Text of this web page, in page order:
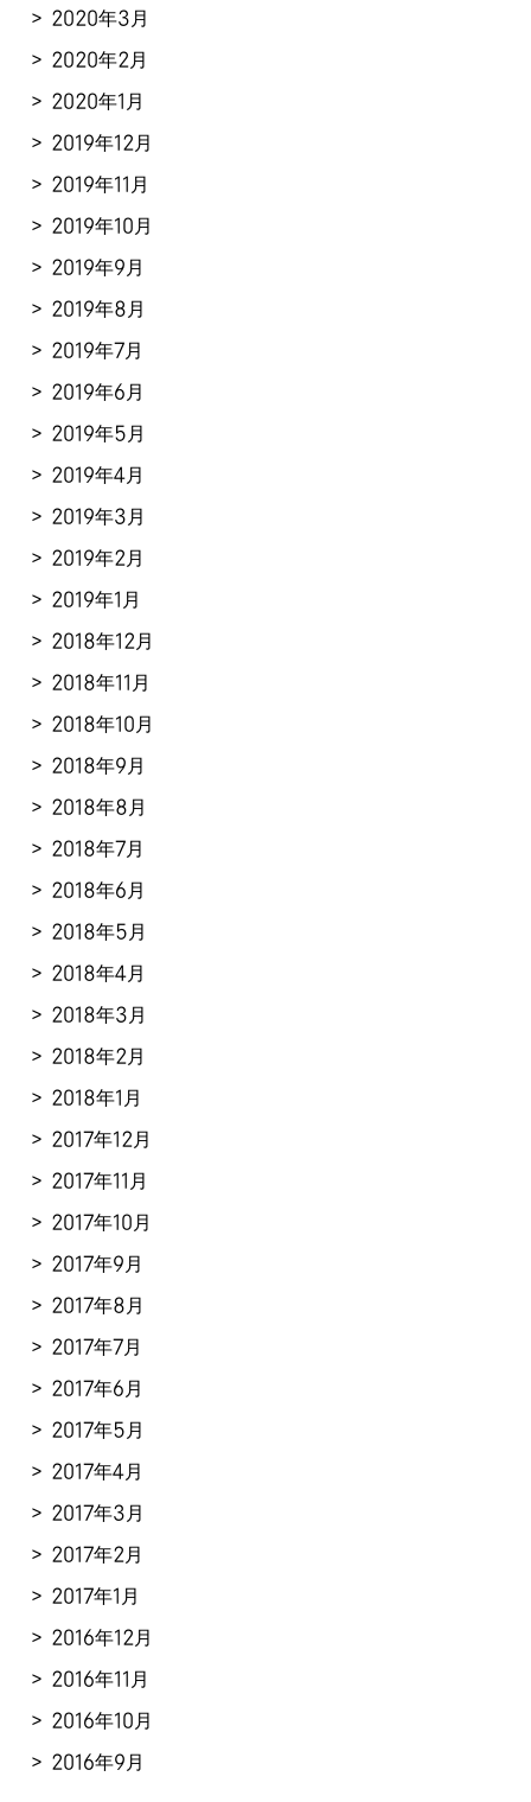
2020年3月
2020年2月
2020年1月
2019年12月
2019年11月
2019年10月
2019年9月
2019年8月
2019年7月
2019年6月
2019年5月
2019年4月
2019年3月
2019年2月
2019年1月
2018年12月
2018年11月
2018年10月
2018年9月
2018年8月
2018年7月
2018年6月
2018年5月
2018年4月
2018年3月
2018年2月
2018年1月
2017年12月
2017年11月
2017年10月
2017年9月
2017年8月
2017年7月
2017年6月
2017年5月
2017年4月
2017年3月
2017年2月
2017年1月
2016年12月
2016年11月
2016年10月
2016年9月